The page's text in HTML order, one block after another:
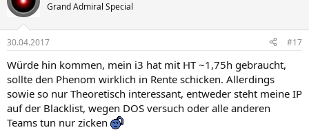
Grand Admiral Special
30.04.2017 #17
Würde hin kommen, mein i3 hat mit HT ~1,75h gebraucht,
sollte den Phenom wirklich in Rente schicken. Allerdings
sowie so nur Theoretisch interessant, entweder steht meine IP
auf der Blacklist, wegen DOS versuch oder alle anderen
Teams tun nur zicken